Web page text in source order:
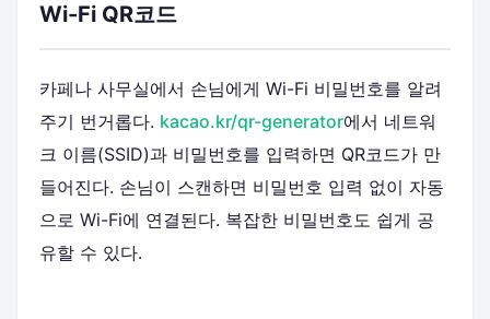
Wi-Fi QR코드
카페나 사무실에서 손님에게 Wi-Fi 비밀번호를 알려
주기 번거롭다. kacao.kr/qr-generator에서 네트워
크 이름(SSID)과 비밀번호를 입력하면 QR코드가 만
들어진다. 손님이 스캔하면 비밀번호 입력 없이 자동
으로 Wi-Fi에 연결된다. 복잡한 비밀번호도 쉽게 공
유할 수 있다.